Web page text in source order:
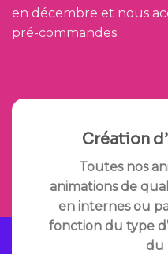
en décembre et nous
pré-commandes.
Création
Toutes nos
animations de
en internes ou
fonction du type
du